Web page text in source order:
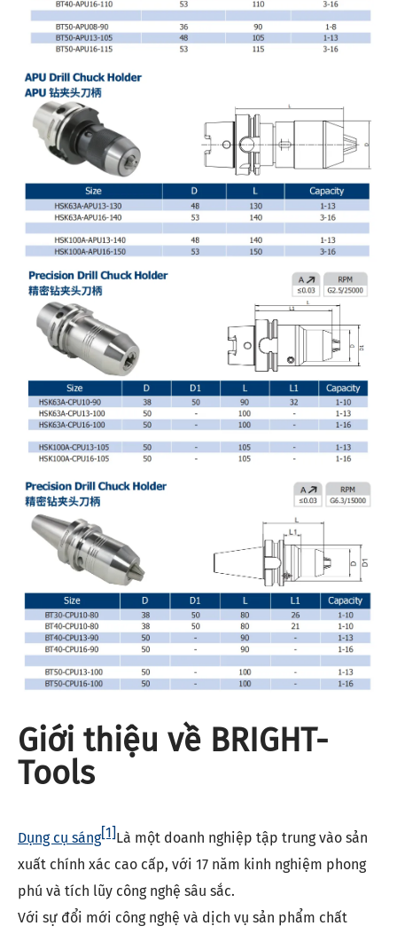
Giới thiệu về BRIGHT-
Tools
Dụng cụ sáng[1]Là một doanh nghiệp tập trung vào sản
xuất chính xác cao cấp, với 17 năm kinh nghiệm phong
phú và tích lũy công nghệ sâu sắc.
Với sự đổi mới công nghệ và dịch vụ sản phẩm chất